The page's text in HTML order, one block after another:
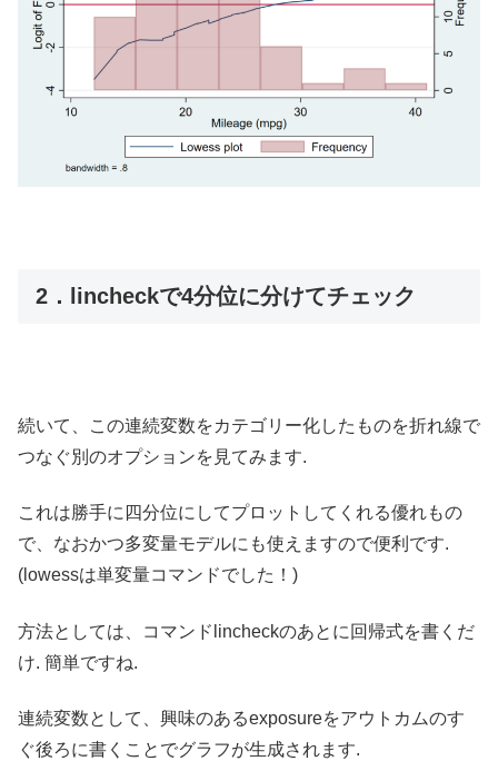
2．lincheckで4分位に分けてチェック
続いて、この連続変数をカテゴリー化したものを折れ線で
つなぐ別のオプションを見てみます.
これは勝手に四分位にしてプロットしてくれる優れもの
で、なおかつ多変量モデルにも使えますので便利です.
(lowessは単変量コマンドでした！)
方法としては、コマンドlincheckのあとに回帰式を書くだ
け. 簡単ですね.
連続変数として、興味のあるexposureをアウトカムのす
ぐ後ろに書くことでグラフが生成されます.